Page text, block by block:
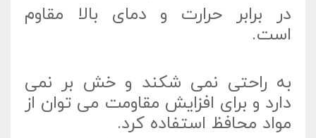
در برابر حرارت و دمای بالا مقاوم
است.
به راحتی نمی شکند و خش بر نمی
دارد و برای افزایش مقاومت می توان از
مواد محافظ استفاده کرد.